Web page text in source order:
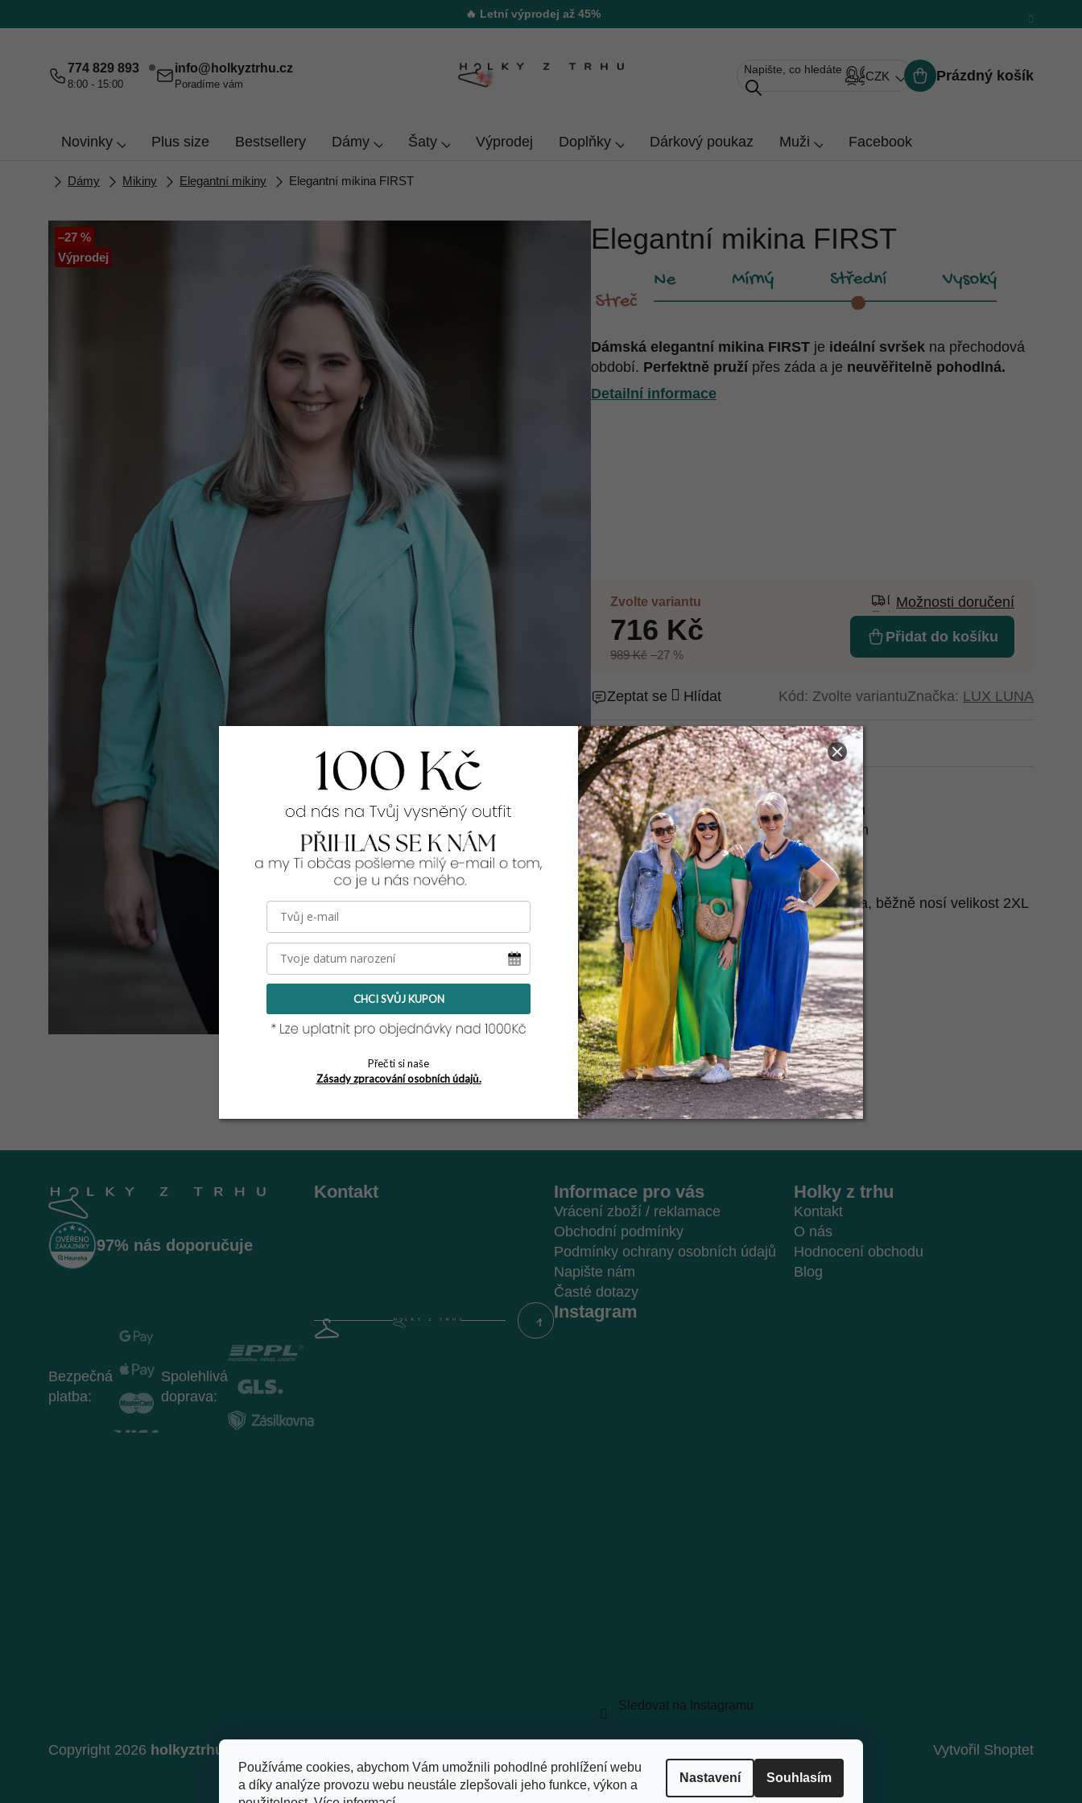
Používáme cookies, abychom Vám umožnili pohodlné prohlížení webu
a díky analýze provozu webu neustále zlepšovali jeho funkce, výkon a
Nastavení Souhlasím
na
🔥 Letní výprodej až 45%
774 829 893
8:00 - 15:00
info@ holkyztrhu.cz
Poradíme vám
Nákupní
Prázdný košík
CZK
Novinky Plus size Bestsellery Dámy Šaty Výprodej Doplňky Dárkový poukaz Muži Facebook
DomůDámy Mikiny Elegantní mikiny Elegantní mikina FIRST
Výprodej
–27 % Elegantní mikina FIRST
Zvolte variantu Možnosti doručení
989 Kč –27 %
716 Kč Přidat do košíku
Rozměry:
přes prsa v klidu - natažené:2x62-66 cm
přes boky v klidu - natažené:2x62-66 cm
délka rukávu od krku:73 cm
celková délka: 65 cm
Tento model pro tebe nafotila naše Terezka, běžně nosí velikost 2XL
a její míry najdešzde.
Dámská elegantní mikina FIRST je ideální svršek na přechodová
období. Perfektně pruží přes záda a je neuvěřitelně pohodlná.
Detailní informace
Zeptat se Hlídat Značka: LUX LUNA
Kód: Zvolte variantu
99% spokojenost na Heurece
97% nás doporučuje
Kontakt Informace pro vás
Vrácení zboží / reklamace
Obchodní podmínky
Podmínky ochrany osobních údajů
Napište nám
Časté dotazy
Holky z trhu
Kontakt
O nás
Hodnocení obchodu
Blog
Bezpečná
platba:
Spolehlivá
doprava:
Instagram
Sledovat na Instagramu
Vytvořil Shoptet
Copyright 2026 holkyztrhu.cz
CHCI SVŮJ KUPON
Přečti si naše
Zásady zpracování osobních údajů.